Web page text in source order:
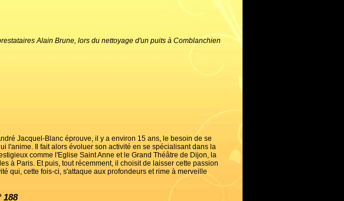
Alain Brune, lors du nettoyage d'un puits à Comblanchien
Jacquel-Blanc éprouve, il y a environ 15 ans, le besoin de se
l'anime. Il fait alors évoluer son activité en se spécialisant dans la
comme l'Eglise Saint Anne et le Grand Théâtre de Dijon, la
à Paris. Et puis, tout récemment, il choisit de laisser cette passion
qui, cette fois-ci, s'attaque aux profondeurs et rime à merveille
188